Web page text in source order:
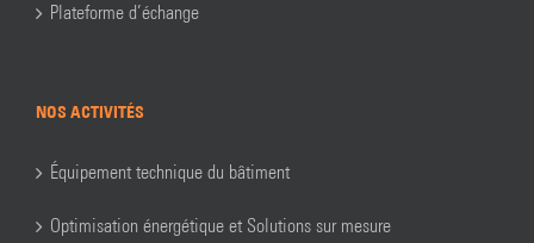
Plateforme d’échange
NOS ACTIVITÉS
Équipement technique du bâtiment
Optimisation énergétique et Solutions sur mesure